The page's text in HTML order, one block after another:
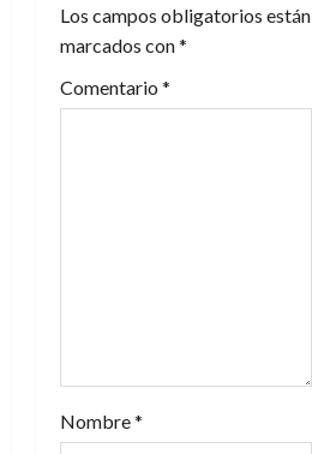
ó
n
r
a
Los campos obligatorios están
marcados con*
Comentario *
Nombre*